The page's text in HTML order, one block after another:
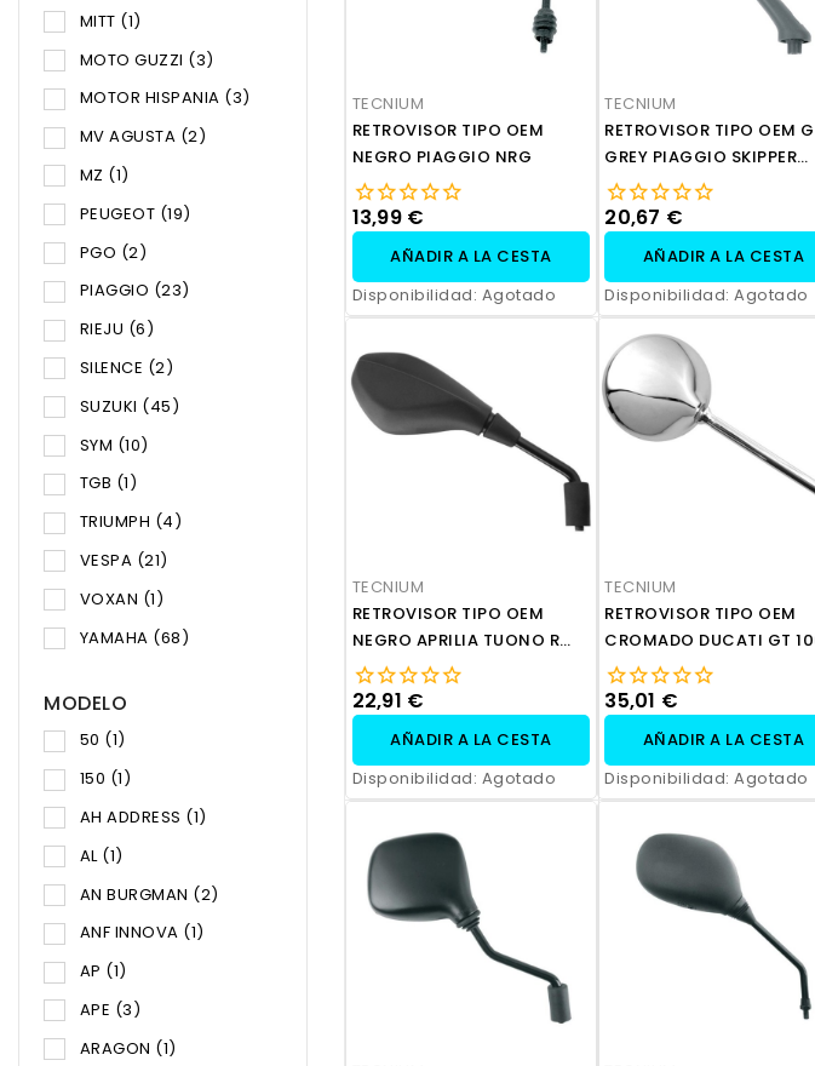
MITT (1)
MOTO GUZZI (3)
MOTOR HISPANIA (3)
MV AGUSTA (2)
MZ (1)
PEUGEOT (19)
PGO (2)
PIAGGIO (23)
RIEJU (6)
SILENCE (2)
SUZUKI (45)
SYM (10)
TGB (1)
TRIUMPH (4)
VESPA (21)
VOXAN (1)
YAMAHA (68)
MODELO
50 (1)
150 (1)
AH ADDRESS (1)
AL (1)
AN BURGMAN (2)
ANF INNOVA (1)
AP (1)
APE (3)
ARAGON (1)
TECNIUM
RETROVISOR TIPO OEM
NEGRO PIAGGIO NRG
13,99 €
AÑADIR A LA CESTA
Disponibilidad: Agotado
TECNIUM
RETROVISOR TIPO OEM GRIS
GREY PIAGGIO SKIPPER
FL125
20,67 €
AÑADIR A LA CESTA
Disponibilidad:Agotado
TECNIUM
RETROVISOR TIPO OEM
NEGRO APRILIA TUONO R
1000
22,91 €
AÑADIR A LA CESTA
Disponibilidad: Agotado
TECNIUM
RETROVISOR TIPO OEM
CROMADO DUCATI GT
35,01 €
AÑADIR A LA CESTA
Disponibilidad:Agotado